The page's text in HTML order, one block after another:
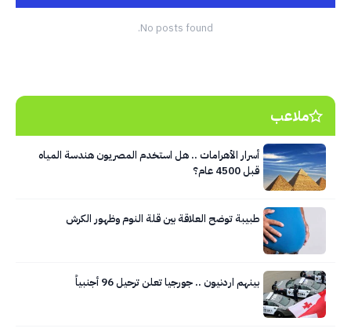
No posts found.
ملاعب
أسرار الأهرامات .. هل استخدم المصريون هندسة المياه
قبل 4500 عام؟
طبيبة توضح العلاقة بين قلة النوم وظهور الكرش
بينهم اردنيون .. جورجيا تعلن ترحيل 96 أجنبياً